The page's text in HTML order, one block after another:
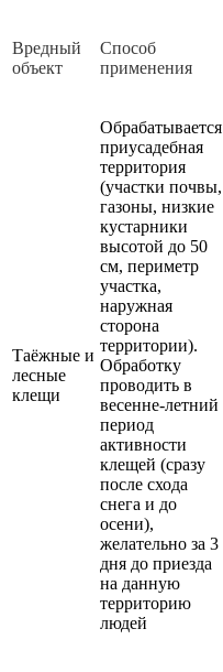
Вредный
объект
Способ
применения
Таёжные и
лесные
клещи
Обрабатывается
приусадебная
территория
(участки почвы,
газоны, низкие
кустарники
высотой до 50
см, периметр
участка,
наружная
сторона
территории).
Обработку
проводить в
весенне-летний
период
активности
клещей (сразу
после схода
снега и до
осени),
желательно за 3
дня до приезда
на данную
территорию
людей